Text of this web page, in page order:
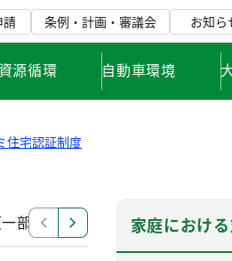
請 条例・計画・審議会 お知ら
源循環 自動車環境
住宅認証制度
部改正） 認証要綱等の改
家庭におけ